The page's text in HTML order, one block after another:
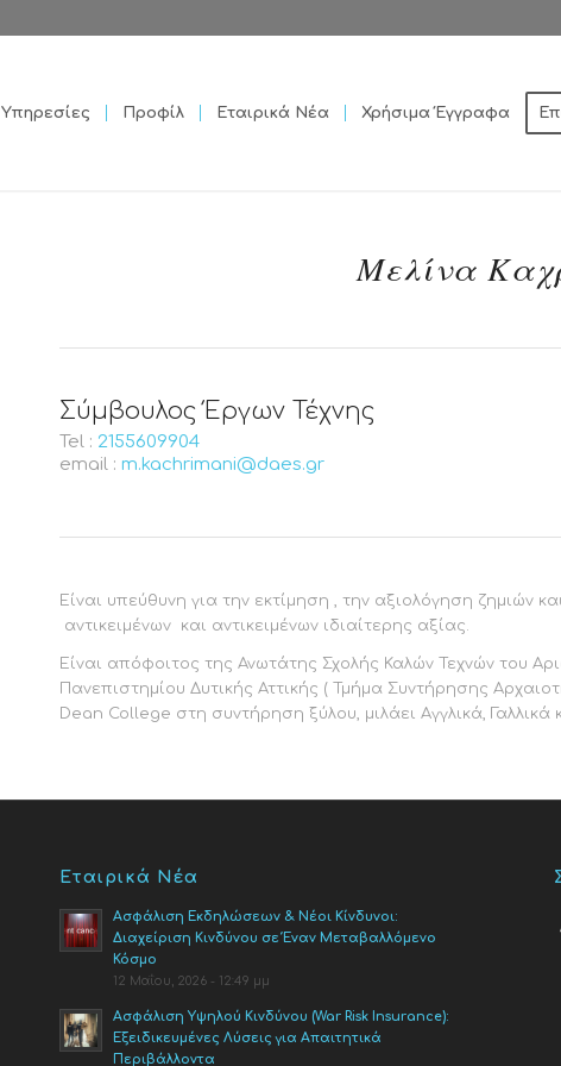
Υπηρεσίες Προφίλ Εταιρικά Νέα Χρήσιμα Έγγραφα
Μελίνα
Σύμβουλος Έργων Τέχνης
Tel : 2155609904
email :m.kachrimani@daes.gr
Είναι υπεύθυνη για την εκτίμηση , την αξιολόγηση ζημιών
αντικειμένων και αντικειμένων ιδιαίτερης αξίας.
Είναι απόφοιτος της Ανωτάτης Σχολής Καλών Τεχνών του
Πανεπιστημίου Δυτικής Αττικής ( Τμήμα Συντήρησης
Dean College στη συντήρηση ξύλου, μιλάει Αγγλικά, Γαλλικά
Εταιρικά Νέα
Ασφάλιση Εκδηλώσεων & Νέοι Κίνδυνοι:
Διαχείριση Κινδύνου σε Έναν Μεταβαλλόμενο
Κόσμο
12 Μαΐου, 2026 - 12:49 μμ
Ασφάλιση Υψηλού Κινδύνου (War Risk Insurance):
Εξειδικευμένες Λύσεις για Απαιτητικά
Περιβάλλοντα